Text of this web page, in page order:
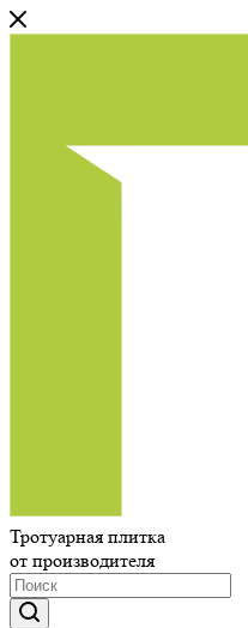
Тротуарная плитка
от производителя